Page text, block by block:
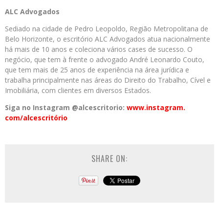
ALC Advogados
Sediado na cidade de Pedro Leopoldo, Região Metropolitana de
Belo Horizonte, o escritório ALC Advogados atua nacionalmente
há mais de 10 anos e coleciona vários cases de sucesso. O
negócio, que tem à frente o advogado André Leonardo Couto,
que tem mais de 25 anos de experiência na área jurídica e
trabalha principalmente nas áreas do Direito do Trabalho, Cível e
Imobiliária, com clientes em diversos Estados.
Siga no Instagram @alcescritorio: www.instagram.
com/alcescritório
SHARE ON: